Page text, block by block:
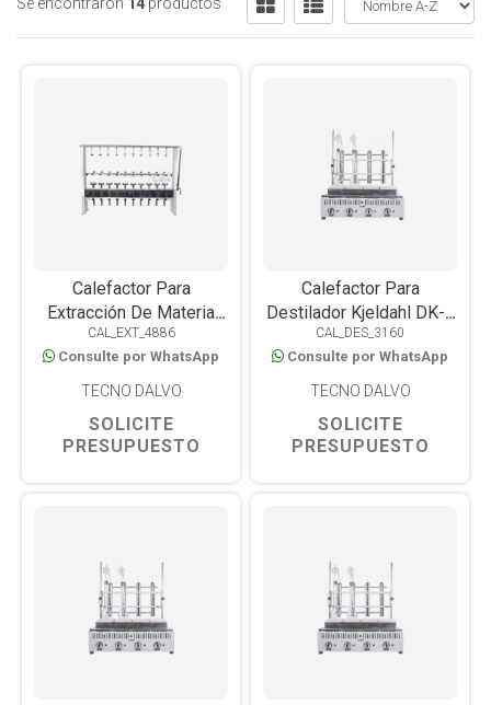
Calefactor Para
Extracción De Materia
Grasa Butt TDEP/10
CAL_EXT_4886
Consulte por WhatsApp
TECNO DALVO
SOLICITE
PRESUPUESTO
Calefactor Para
Destilador Kjeldahl DK-2
2 Determinaciones
CAL_DES_3160
Consulte por WhatsApp
TECNO DALVO
SOLICITE
PRESUPUESTO